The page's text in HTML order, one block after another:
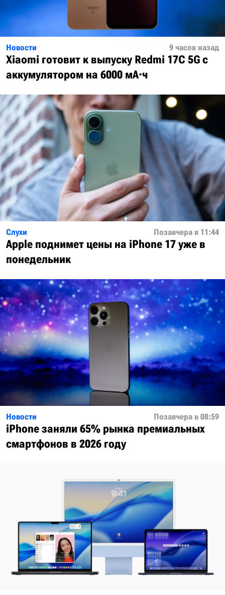
Новости 9 часов назад
Xiaomi готовит к выпуску Redmi 17C 5G с
аккумулятором на 6000 мА·ч
Слухи Позавчера в 11:44
Apple поднимет цены на iPhone 17 уже в
понедельник
Новости Позавчера в 08:59
iPhone заняли 65% рынка премиальных
смартфонов в 2026 году